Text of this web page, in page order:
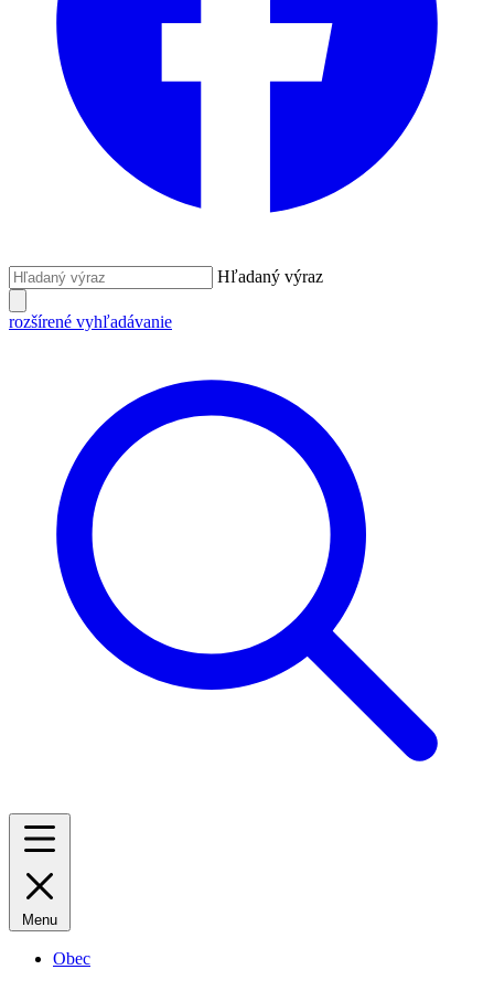
Hľadaný výraz
rozšírené vyhľadávanie
Menu
Obec